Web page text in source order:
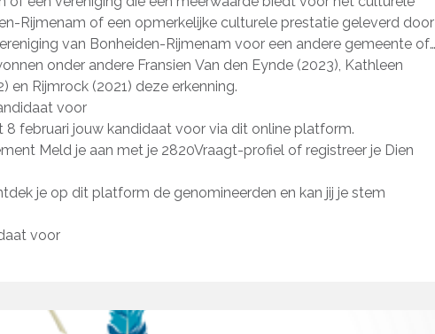
Rijmenam of een opmerkelijke culturele prestatie geleverd door
van Bonheiden-Rijmenam voor een andere gemeente of
onder andere Fransien Van den Eynde (2023), Kathleen
en Rijmrock (2021) deze erkenning.
voor
8 februari jouw kandidaat voor via dit online platform.
Meld je aan met je 2820Vraagt-profiel of registreer je Dien
je op dit platform de genomineerden en kan jij je stem
voor